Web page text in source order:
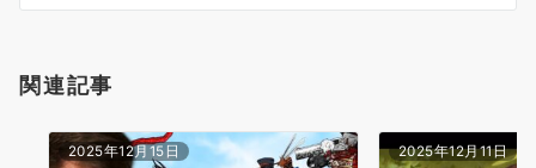
ン
関連記事
2025年12月15日 2025年12月11日